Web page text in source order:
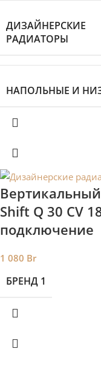
ДИЗАЙНЕРСКИЕ
РАДИАТОРЫ
НАПОЛЬНЫЕ И
Shift Q 30 CV
подключение
1 080 Br
БРЕНД 1